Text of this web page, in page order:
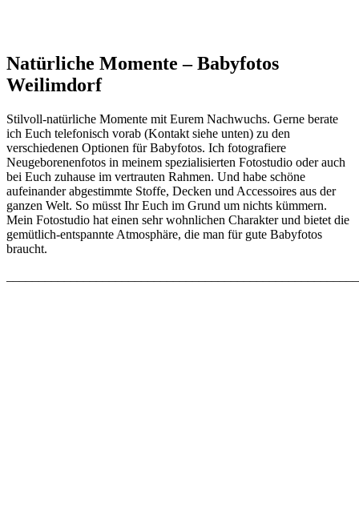
Natürliche Momente – Babyfotos
Weilimdorf
Stilvoll-natürliche Momente mit Eurem Nachwuchs. Gerne berate
ich Euch telefonisch vorab (Kontakt siehe unten) zu den
verschiedenen Optionen für Babyfotos. Ich fotografiere
Neugeborenenfotos in meinem spezialisierten Fotostudio oder auch
bei Euch zuhause im vertrauten Rahmen. Und habe schöne
aufeinander abgestimmte Stoffe, Decken und Accessoires aus der
ganzen Welt. So müsst Ihr Euch im Grund um nichts kümmern.
Mein Fotostudio hat einen sehr wohnlichen Charakter und bietet die
gemütlich-entspannte Atmosphäre, die man für gute Babyfotos
braucht.